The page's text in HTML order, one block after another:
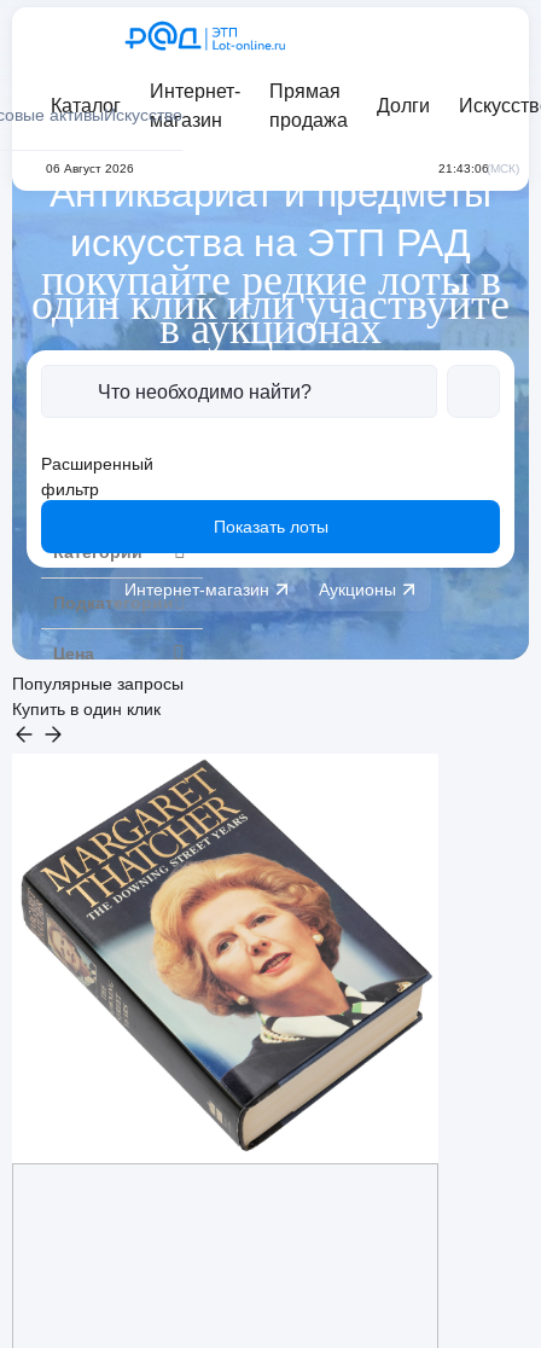
активыИскусство
Каталог
Интернет-
магазин
Прямая
продажа
Долги
06 Август 2026 21:43:06(МСК)
Антиквариат и предметы
искусства на ЭТП РАД
покупайте редкие лоты в
один клик или участвуйте
в аукционах
Расширенный
фильтр
0
Категории
Подкатегории
Цена
Активные
или
архивные
процедуры
Показать лоты
фильтр
Показать лоты
Интернет-магазин Аукционы
Популярные запросы
Купить в один клик